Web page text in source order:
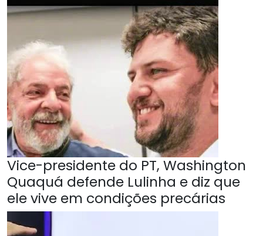
Vice-presidente do PT, Washington
Quaquá defende Lulinha e diz que
ele vive em condições precárias